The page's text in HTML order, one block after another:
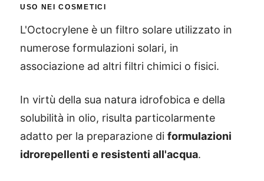
USO NEI COSMETICI
L'Octocrylene è un filtro solare utilizzato in
numerose formulazioni solari, in
associazione ad altri filtri chimici o fisici.
In virtù della sua natura idrofobica e della
solubilità in olio, risulta particolarmente
adatto per la preparazione di formulazioni
idrorepellenti e resistenti all'acqua.